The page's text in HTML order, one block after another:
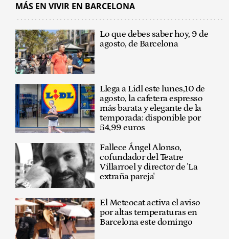
MÁS EN VIVIR EN BARCELONA
Lo que debes saber hoy, 9 de
agosto, de Barcelona
Llega a Lidl este lunes,10 de
agosto, la cafetera espresso
más barata y elegante de la
temporada: disponible por
54,99 euros
Fallece Ángel Alonso,
cofundador del Teatre
Villarroel y director de 'La
extraña pareja'
El Meteocat activa el aviso
por altas temperaturas en
Barcelona este domingo